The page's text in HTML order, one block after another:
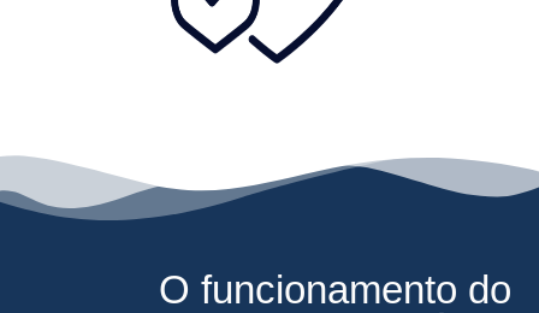
O funcionamento do